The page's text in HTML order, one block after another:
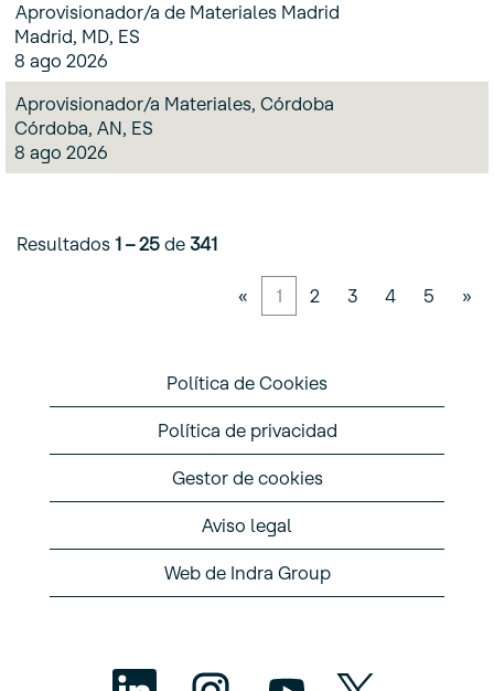
Aprovisionador/a de Materiales Madrid
Madrid, MD, ES
8 ago 2026
Aprovisionador/a Materiales, Córdoba
Córdoba, AN, ES
8 ago 2026
Resultados 1 – 25 de 341
« 1 2 3 4 5 »
Política de Cookies
Política de privacidad
Gestor de cookies
Aviso legal
Web de Indra Group
S
S
S